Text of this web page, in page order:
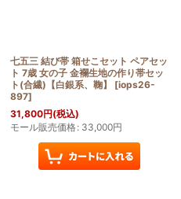
七五三 結び帯 箱せこセット ペアセッ
ト 7歳 女の子 金襴生地の作り帯セッ
ト(合繊)【白銀系、鞠】
[iops26-
897]
31,800円(税込)
モール販売価格: 33,000円